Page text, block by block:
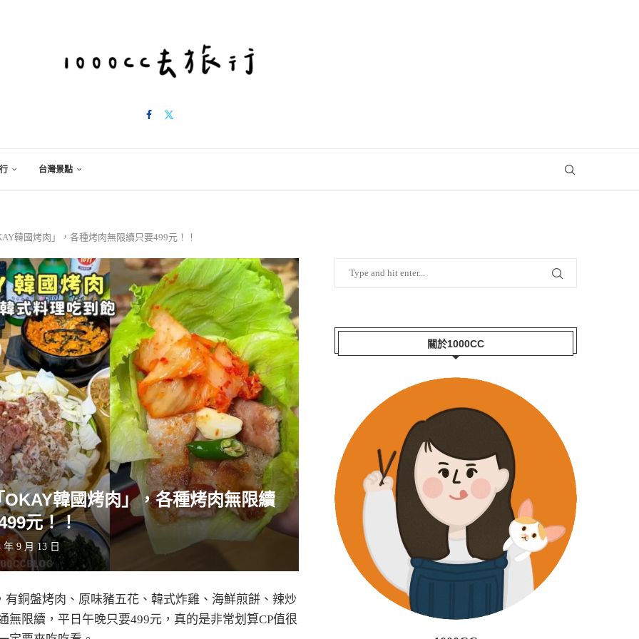
台灣景點
韓國烤肉」，各種烤肉無限續只要499元！！
韓國烤肉」，各種烤肉無限續
元！！
年 9 月 13 日
銅盤烤肉、原味豬五花、韓式炸雞、海鮮煎餅、辣炒
限續，平日午晚只要499元，真的是非常划算CP值很
關於1000CC